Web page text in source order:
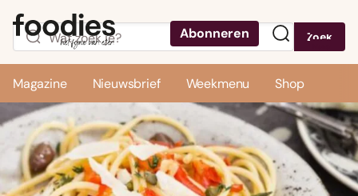
Abonneren Zoek
Magazine Nieuwsbrief Weekmenu Shop